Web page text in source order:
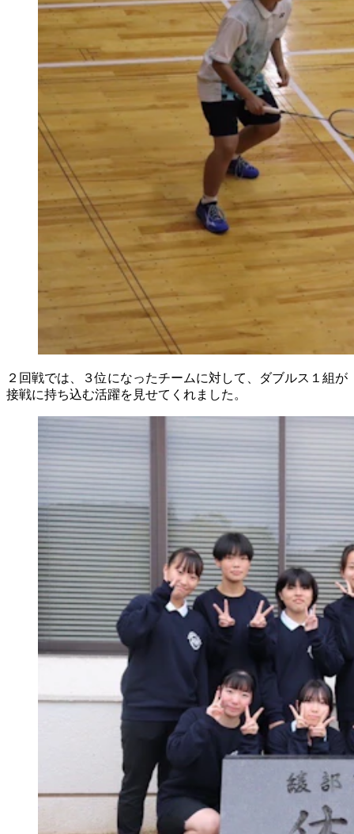
２回戦では、３位になったチームに対して、ダブルス１組が
接戦に持ち込む活躍を見せてくれました。